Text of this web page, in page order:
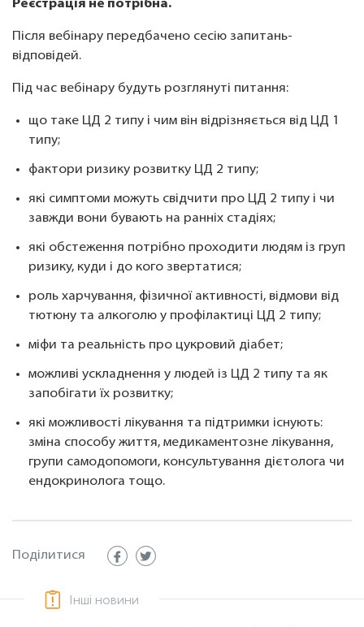
Реєстрація не потрібна.
Після вебінару передбачено сесію запитань-
відповідей.
Під час вебінару будуть розглянуті питання:
що таке ЦД 2 типу і чим він відрізняється від ЦД 1
типу;
фактори ризику розвитку ЦД 2 типу;
які симптоми можуть свідчити про ЦД 2 типу і чи
завжди вони бувають на ранніх стадіях;
які обстеження потрібно проходити людям із груп
ризику, куди і до кого звертатися;
роль харчування, фізичної активності, відмови від
тютюну та алкоголю у профілактиці ЦД 2 типу;
міфи та реальність про цукровий діабет;
можливі ускладнення у людей із ЦД 2 типу та як
запобігати їх розвитку;
які можливості лікування та підтримки існують:
зміна способу життя, медикаментозне лікування,
групи самодопомоги, консультування дієтолога чи
ендокринолога тощо.
Поділитися
Інші новини